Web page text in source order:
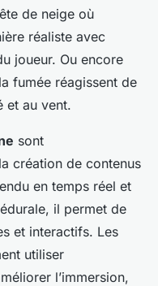
de neige où
réaliste avec
joueur. Ou encore
fumée réagissent de
et au vent.
sont
création de contenus
en temps réel et
il permet de
et interactifs. Les
utiliser
l’immersion,